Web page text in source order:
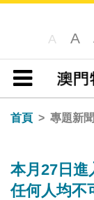
A A
目錄
首頁
專題新聞
本月27日進
任何人均不